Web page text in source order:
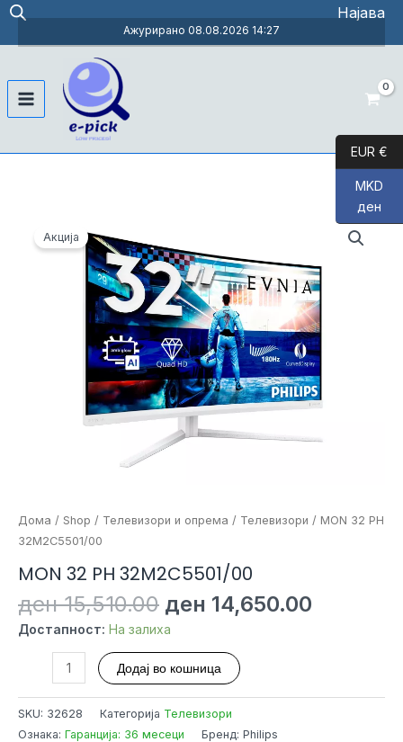
Skip
content
Најава
Ажурирано 08.08.2026 14:27
Main
Акција
Дома / Shop / Телевизори и опрема / Телевизори / MON 32 PH
32M2C5501/00
MON 32 PH 32M2C5501/00
ден15,510.00 Original
price
ден 15,510.00.
ден 14,650.00
Достапност: На залиха
PH
Додај во кошница
SKU: 32628 Категорија Телевизори
Ознака: Гаранција: 36 месеци Бренд: Philips
EUR €
MKD
ден